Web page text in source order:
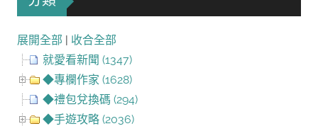
展開全部 | 收合全部
就愛看新聞 (1347)
◆專欄作家 (1628)
◆禮包兌換碼 (294)
◆手遊攻略 (2036)